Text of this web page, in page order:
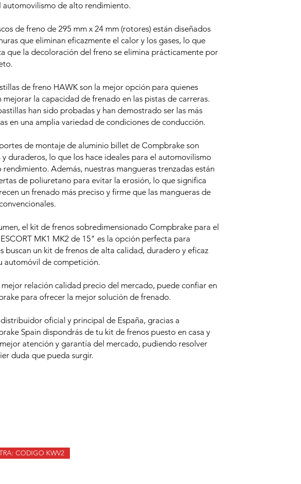
automovilismo de alto rendimiento.
de freno de 295 mm x 24 mm (rotores) están diseñados
que eliminan eficazmente el calor y los gases, lo que
que la decoloración del freno se elimina prácticamente por
de freno HAWK son la mejor opción para quienes
mejorar la capacidad de frenado en las pistas de carreras.
han sido probadas y han demostrado ser las más
en una amplia variedad de condiciones de conducción.
de montaje de aluminio billet de Compbrake son
y duraderos, lo que los hace ideales para el automovilismo
rendimiento. Además, nuestras mangueras trenzadas están
de poliuretano para evitar la erosión, lo que significa
un frenado más preciso y firme que las mangueras de
el kit de frenos sobredimensionado Compbrake para el
MK1 MK2 de 15" es la opción perfecta para
buscan un kit de frenos de alta calidad, duradero y eficaz
automóvil de competición.
relación calidad precio del mercado, puede confiar en
para ofrecer la mejor solución de frenado.
oficial y principal de España, gracias a
Spain dispondrás de tu kit de frenos puesto en casa y
atención y garantía del mercado, pudiendo resolver
duda que pueda surgir.
CODIGO KWV2